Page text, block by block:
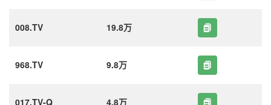
008.TV 19.8万
968.TV 9.8万
017.TV-Q 4.8万